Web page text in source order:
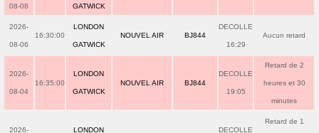
08-08 GATWICK
2026-
08-06
16:30:00
LONDON
GATWICK
NOUVEL AIR BJ844
DECOLLE
16:29
Aucun retard
2026-
08-04
16:35:00
LONDON
GATWICK
NOUVEL AIR BJ844
DECOLLE
19:05
Retard de 2
heures et 30
minutes
2026- LONDON DECOLLE
Retard de 1